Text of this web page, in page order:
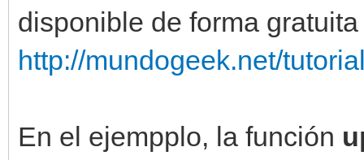
disponible de forma
http://mundogeek.net/
En el ejempplo, la función